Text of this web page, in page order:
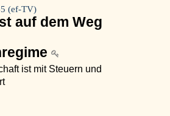
(ef-TV)
auf dem Weg
ist mit Steuern und